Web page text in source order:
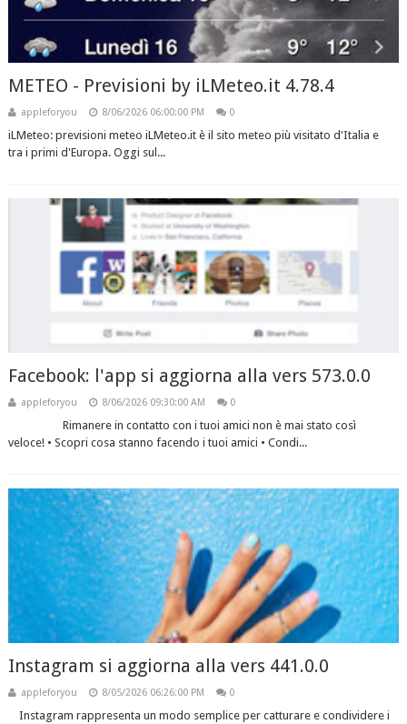
METEO - Previsioni by iLMeteo.it 4.78.4
appleforyou 8/06/2026 06:00:00 PM 0
iLMeteo: previsioni meteo iLMeteo.it è il sito meteo più visitato d'Italia e
tra i primi d'Europa. Oggi sul...
Facebook: l'app si aggiorna alla vers 573.0.0
appleforyou 8/06/2026 09:30:00 AM 0
Rimanere in contatto con i tuoi amici non è mai stato così
veloce! • Scopri cosa stanno facendo i tuoi amici • Condi...
Instagram si aggiorna alla vers 441.0.0
appleforyou 8/05/2026 06:26:00 PM 0
Instagram rappresenta un modo semplice per catturare e condividere i